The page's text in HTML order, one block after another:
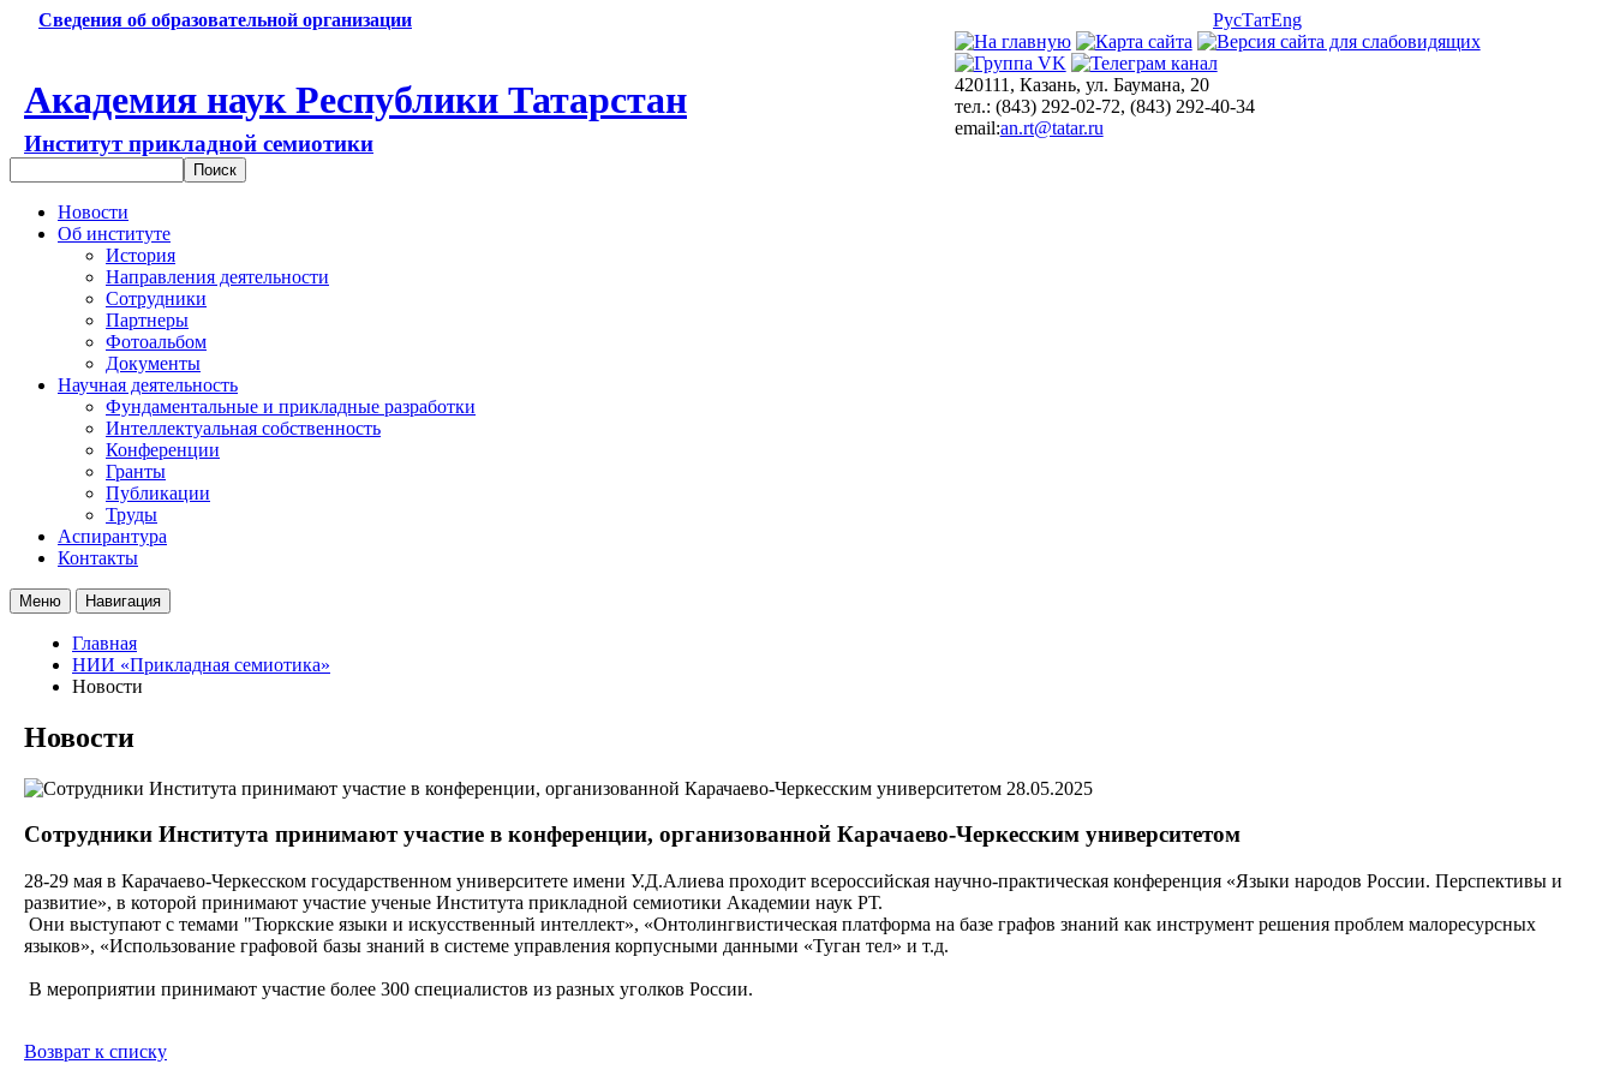
Сведения об образовательной организации РусТатEng
Академия наук Республики Татарстан
Институт прикладной семиотики
420111, Казань, ул. Баумана, 20
тел.: (843) 292-02-72, (843) 292-40-34
email:an.rt@tatar.ru
Новости
Об институте
История
Направления деятельности
Сотрудники
Партнеры
Фотоальбом
Документы
Научная деятельность
Фундаментальные и прикладные разработки
Интеллектуальная собственность
Конференции
Гранты
Публикации
Труды
Аспирантура
Контакты
Меню Навигация
Главная
НИИ «Прикладная семиотика»
Новости
Новости
28.05.2025
Сотрудники Института принимают участие в конференции, организованной Карачаево-Черкесским университетом
28-29 мая в Карачаево-Черкесском государственном университете имени У.Д.Алиева проходит всероссийская научно-практическая конференция «Языки народов России. Перспективы и
развитие», в которой принимают участие ученые Института прикладной семиотики Академии наук РТ.
Они выступают с темами "Тюркские языки и искусственный интеллект», «Онтолингвистическая платформа на базе графов знаний как инструмент решения проблем малоресурсных
языков», «Использование графовой базы знаний в системе управления корпусными данными «Туган тел» и т.д.
В мероприятии принимают участие более 300 специалистов из разных уголков России.
Возврат к списку